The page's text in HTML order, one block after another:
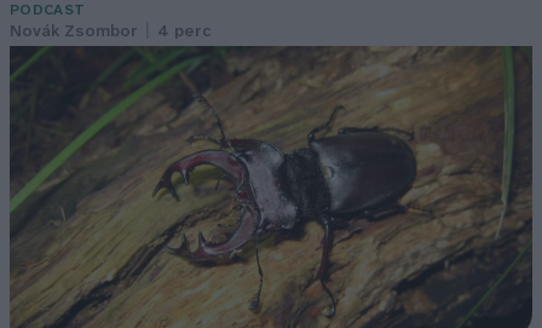
PODCAST
Novák Zsombor 4 perc